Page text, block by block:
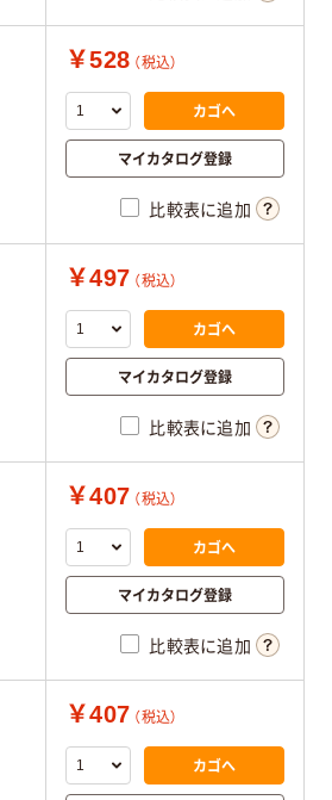
￥528 （税込）
カゴへ
マイカタログ登録
比較表に追加
￥497 （税込）
カゴへ
マイカタログ登録
比較表に追加
￥407 （税込）
カゴへ
マイカタログ登録
比較表に追加
￥407 （税込）
カゴへ